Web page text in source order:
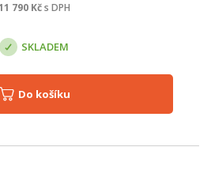
790Kč s DPH
SKLADEM
Do košíku